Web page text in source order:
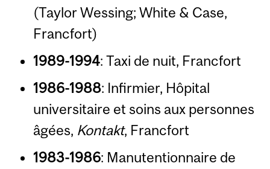
(Taylor Wessing; White & Case,
Francfort)
1989-1994: Taxi de nuit, Francfort
1986-1988: Infirmier, Hôpital
universitaire et soins aux personnes
âgées, Kontakt, Francfort
1983-1986: Manutentionnaire de